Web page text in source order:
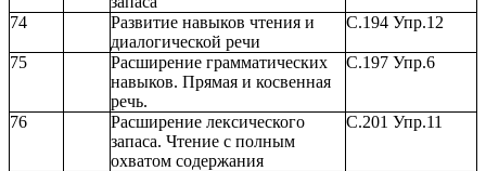
74
Развитие навыков чтения и
диалогической речи
С.194 Упр.12
75
Расширение грамматических
навыков. Прямая и косвенная
речь.
С.197 Упр.6
76
Расширение лексического
запаса. Чтение с полным
охватом содержания
С.201 Упр.11